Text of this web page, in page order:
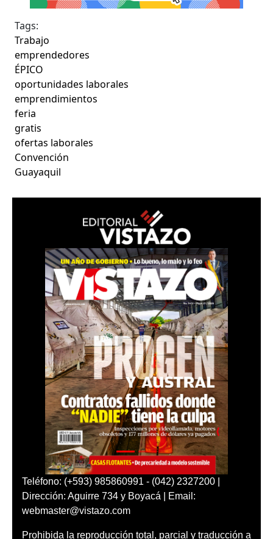
Tags:
Trabajo
emprendedores
ÉPICO
oportunidades laborales
emprendimientos
feria
gratis
ofertas laborales
Convención
Guayaquil
Teléfono: (+593) 985860991 - (042) 2327200 |
Dirección: Aguirre 734 y Boyacá | Email:
webmaster@vistazo.com
Prohibida la reproducción total, parcial y traducción a